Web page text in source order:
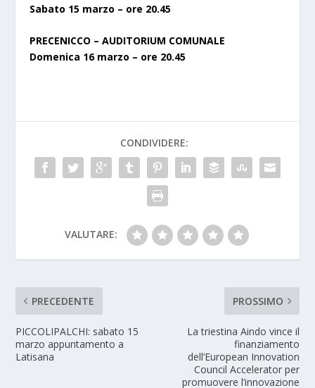
Sabato 15 marzo – ore 20.45
PRECENICCO – AUDITORIUM COMUNALE
Domenica 16 marzo – ore 20.45
CONDIVIDERE:
VALUTARE:
PRECEDENTE
PICCOLIPALCHI: sabato 15
marzo appuntamento a
Latisana
PROSSIMO
La triestina Aindo vince il
finanziamento
dell’European Innovation
Council Accelerator per
promuovere l’innovazione